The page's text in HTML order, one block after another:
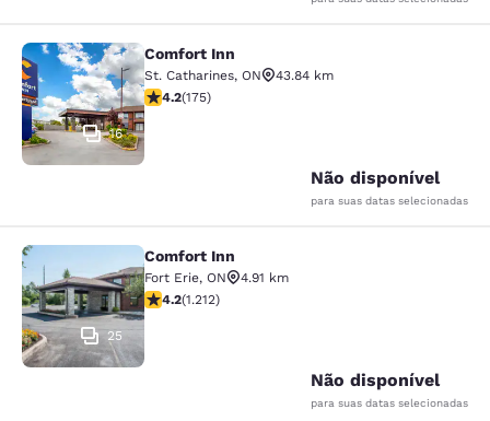
Comfort Inn
16
Comfort Inn
St. Catharines, ON
43.84 km
classificação 4.22 estrelas. Excelente. 175 avaliações
4.2(175)
Não disponível
para suas datas selecionadas
Comfort Inn
25
Comfort Inn
Fort Erie, ON
4.91 km
classificação 4.16 estrelas. Muito bom. 1212 avaliações
4.2(1.212)
Não disponível
para suas datas selecionadas